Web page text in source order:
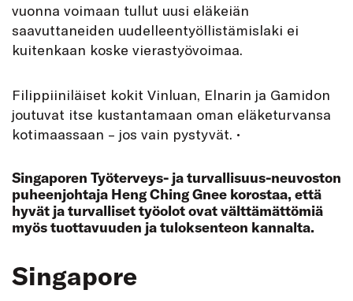
vuonna voimaan tullut uusi eläkeiän
saavuttaneiden uudelleentyöllistämislaki ei
kuitenkaan koske vierastyövoimaa.
Filippiiniläiset kokit Vinluan, Elnarin ja Gamidon
joutuvat itse kustantamaan oman eläketurvansa
kotimaassaan – jos vain pystyvät. •
Singaporen Työterveys- ja turvallisuus-neuvoston
puheenjohtaja Heng Ching Gnee korostaa, että
hyvät ja turvalliset työolot ovat välttämättömiä
myös tuottavuuden ja tuloksenteon kannalta.
Singapore